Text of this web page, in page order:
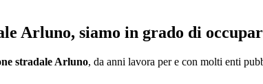
Arluno, siamo in grado di
stradale Arluno, da anni lavora per e con molti enti